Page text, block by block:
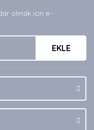
olmak için e-
EKLE